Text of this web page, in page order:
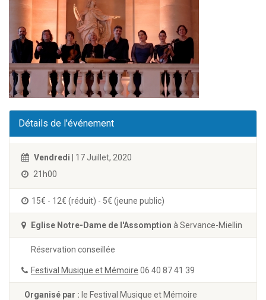
Détails de l'événement
Vendredi | 17 Juillet, 2020
21h00
15€ - 12€ (réduit) - 5€ (jeune public)
Eglise Notre-Dame de l'Assomption à Servance-Miellin
Réservation conseillée
Festival Musique et Mémoire 06 40 87 41 39
Organisé par : le Festival Musique et Mémoire